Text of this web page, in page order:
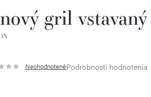
gril
NeohodnotenéPodrobnosti hodnotenia